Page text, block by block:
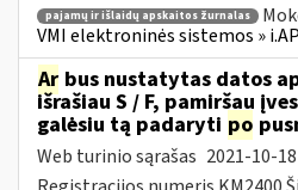
pajamų ir išlaidų apskaitos žurnalas
VMI elektroninės sistemos »
Ar bus nustatytas datos
išrašiau S / F, pamiršau
galėsiu tą padaryti po
Web turinio sąrašas 2021-10-18